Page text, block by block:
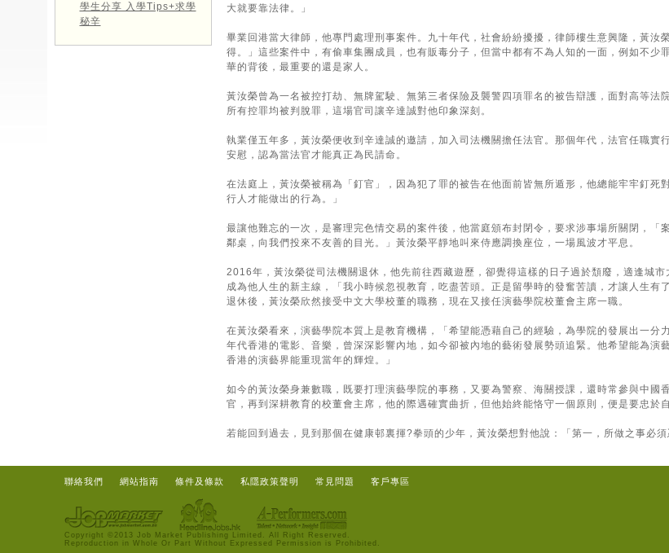
學生分享 入學Tips+求學
秘辛
大就要靠法律。」
畢業回港當大律師，他專門處理刑事案件。九十年代，社會紛紛擾擾，律師樓生意興隆，黃
得。」這些案件中，有偷車集團成員，也有販毒分子，但當中都有不為人知的一面，例如不
華的背後，最重要的還是家人。
黃汝榮曾為一名被控打劫、無牌駕駛、無第三者保險及襲警四項罪名的被告辯護，面對高等
所有控罪均被判脫罪，這場官司讓辛達誠對他印象深刻。
執業僅五年多，黃汝榮便收到辛達誠的邀請，加入司法機關擔任法官。那個年代，法官任職
安慰，認為當法官才能真正為民請命。
在法庭上，黃汝榮被稱為「釘官」，因為犯了罪的被告在他面前皆無所遁形，他總能牢牢釘
行人才能做出的行為。」
最讓他難忘的一次，是審理完色情交易的案件後，他當庭頒布封閉令，要求涉事場所關閉，
鄰桌，向我們投來不友善的目光。」黃汝榮平靜地叫來侍應調換座位，一場風波才平息。
2016年，黃汝榮從司法機關退休，他先前往西藏遊歷，卻覺得這樣的日子過於頹廢，適逢城
成為他人生的新主線，「我小時候忽視教育，吃盡苦頭。正是留學時的發奮苦讀，才讓人生
退休後，黃汝榮欣然接受中文大學校董的職務，現在又接任演藝學院校董會主席一職。
在黃汝榮看來，演藝學院本質上是教育機構，「希望能憑藉自己的經驗，為學院的發展出一
年代香港的電影、音樂，曾深深影響內地，如今卻被內地的藝術發展勢頭追緊。他希望能為
香港的演藝界能重現當年的輝煌。」
如今的黃汝榮身兼數職，既要打理演藝學院的事務，又要為警察、海關授課，還時常參與中
官，再到深耕教育的校董會主席，他的際遇確實曲折，但他始終能恪守一個原則，便是要忠於
若能回到過去，見到那個在健康邨裏揮?拳頭的少年，黃汝榮想對他說：「第一，所做之事必須
聯絡我們 網站指南 條件及條款 私隱政策聲明 常見問題 客戶專區
Copyright ©2013 Job Market Publishing Limited. All Right Reserved.
Reproduction in Whole Or Part Without Expressed Permission is Prohibited.